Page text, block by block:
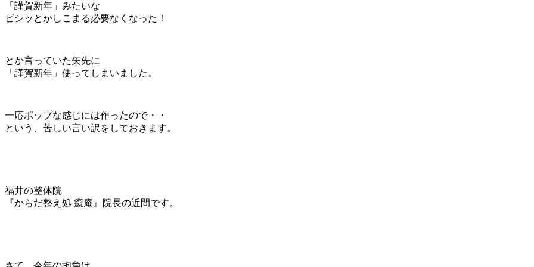
「謹賀新年」みたいな
ビシッとかしこまる必要なくなった！
とか言っていた矢先に
「謹賀新年」使ってしまいました。
一応ポップな感じには作ったので・・
という、苦しい言い訳をしておきます。
福井の整体院
『からだ整え処 癒庵』院長の近間です。